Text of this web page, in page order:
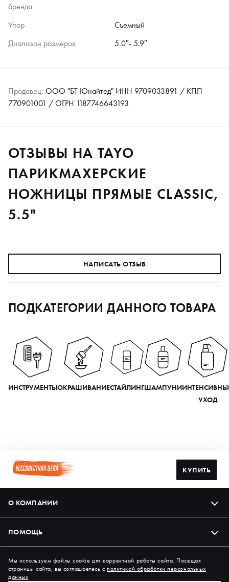
бренда
Упор
Съемный
Диапазон размеров
5.0″- 5.9″
Продавец: ООО "БТ Юнайтед" ИНН 9709033891 / КПП
770901001 / ОГРН 1187746643193
ОТЗЫВЫ НА TAYO
ПАРИКМАХЕРСКИЕ
НОЖНИЦЫ ПРЯМЫЕ CLASSIC,
5.5"
НАПИСАТЬ ОТЗЫВ
ПОДКАТЕГОРИИ ДАННОГО ТОВАРА
ИНСТРУМЕНТЫОКРАШИВАНИЕСТАЙЛИНГШАМПУНИ
УХОД
КУПИТЬ
О КОМПАНИИ
ПОМОЩЬ
Подпишись на нас в соцсетях
Мы используем файлы cookie для корректной работы сайта. Посещая
страницы сайта, вы соглашаетесь сполитикой обработки персональных
данных